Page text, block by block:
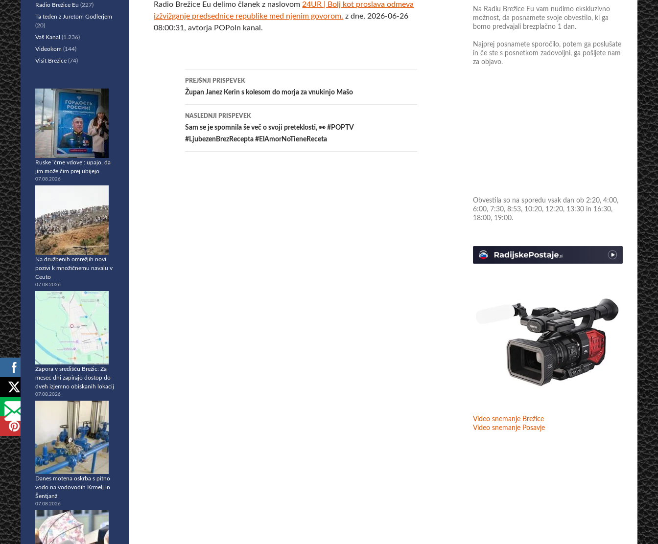
Radio Brežice Eu delimo članek z naslovom 24UR | Bolj kot proslava odmeva
izžvižganje predsednice republike med njenim govorom. z dne, 2026-06-26
08:00:31, avtorja POPoln kanal.
Krmarjenje
po
prispevkih
PREJŠNJI PRISPEVEK
Župan Janez Kerin s kolesom do morja za vnukinjo Mašo
NASLEDNJI PRISPEVEK
Sam se je spomnila še več o svoji preteklosti, 👀 #POPTV
#LjubezenBrezRecepta #ElAmorNoTieneReceta
Na Radiu Brežice Eu vam nudimo ekskluzivno
možnost, da posnamete svoje obvestilo, ki ga
bomo predvajali brezplačno 1 dan.
Najprej posnamete sporočilo, potem ga poslušate
in če ste s posnetkom zadovoljni, ga pošljete nam
za objavo.
Obvestila so na sporedu vsak dan ob 2:20, 4:00,
6:00, 7:30, 8:53, 10:20, 12:20, 13:30 in 16:30,
18:00, 19:00.
Video snemanje Brežice
Video snemanje Posavje
Radio Brežice Eu (227)
Ta teden z Juretom Godlerjem
(20)
Vaš Kanal (1.236)
Videokom (144)
Visit Brežice (74)
Ruske ‘črne vdove’: upajo, da
jim može čim prej ubijejo
07.08.2026
Na družbenih omrežjih novi
pozivi k množičnemu navalu v
Ceuto
07.08.2026
Zapora v središču Brežic: Za
mesec dni zapirajo dostop do
dveh izjemno obiskanih lokacij
07.08.2026
Danes motena oskrba s pitno
vodo na vodovodih Krmelj in
Šentjanž
07.08.2026